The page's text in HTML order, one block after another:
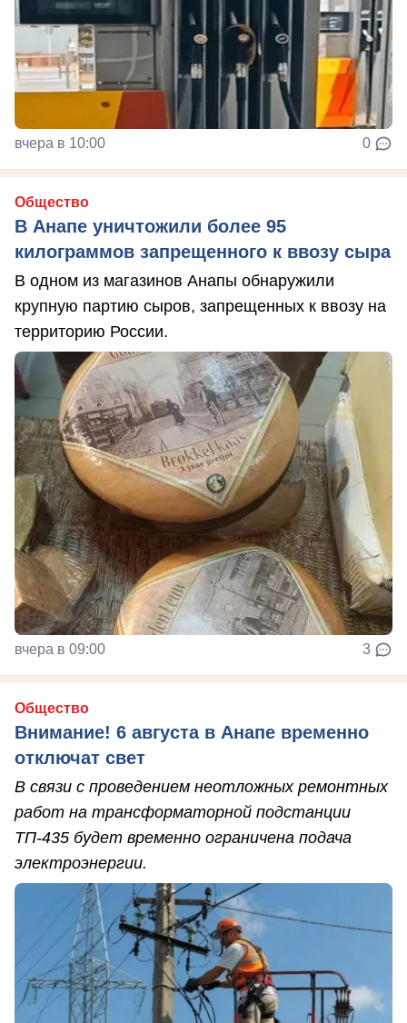
вчера в 10:00 0
Общество
В Анапе уничтожили более 95
килограммов запрещенного к ввозу сыра
В одном из магазинов Анапы обнаружили
крупную партию сыров, запрещенных к ввозу на
территорию России.
вчера в 09:00 3
Общество
Внимание! 6 августа в Анапе временно
отключат свет
В связи с проведением неотложных ремонтных
работ на трансформаторной подстанции
ТП-435 будет временно ограничена подача
электроэнергии.